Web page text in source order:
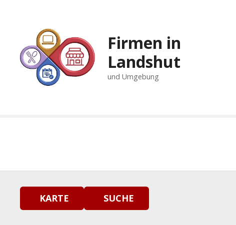
g
Firmen in
Landshut
und Umgebung
KARTE SUCHE